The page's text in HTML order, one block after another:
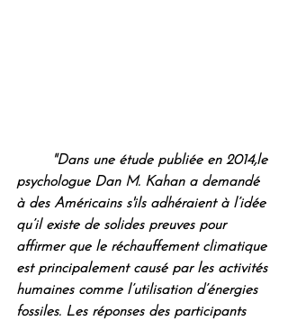
"Dans une étude publiée en 2014,le
psychologue Dan M. Kahan a demandé
à des Américains s'ils adhéraient à l’idée
qu’il existe de solides preuves pour
affirmer que le réchauffement climatique
est principalement causé par les activités
humaines comme l’utilisation d’énergies
fossiles. Les réponses des participants